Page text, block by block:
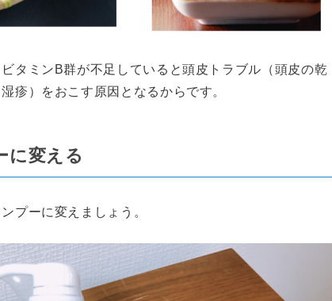
タミンB群が不足していると頭皮トラブル（頭皮の乾
疹）をおこす原因となるからです。
に変える
プーに変えましょう。